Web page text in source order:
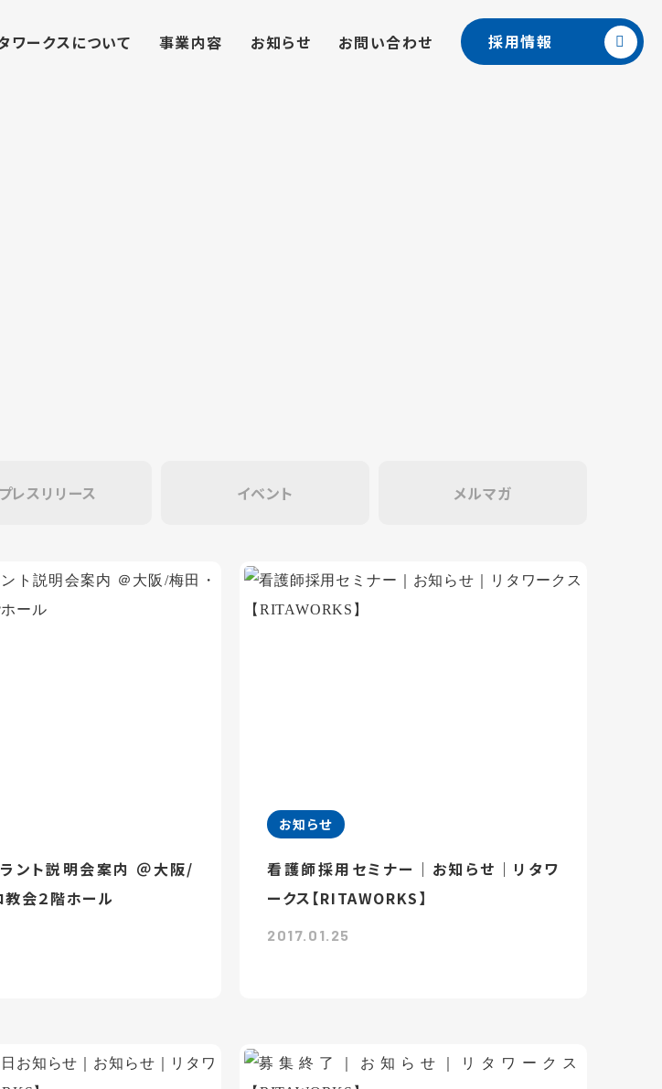
ワークスについて 事業内容 お知らせ お問い合わせ 採用情報
プレスリリース イベント メルマガ
ント説明会案内 ＠大阪/
教会２階ホール
お知らせ
看護師採用セミナー｜お知らせ｜リタワ
ークス【RITAWORKS】
2017.01.25